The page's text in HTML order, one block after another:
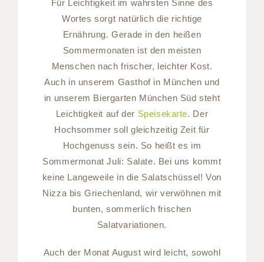
Für Leichtigkeit im wahrsten Sinne des
Wortes sorgt natürlich die richtige
Ernährung. Gerade in den heißen
Sommermonaten ist den meisten
Menschen nach frischer, leichter Kost.
Auch in unserem Gasthof in München und
in unserem Biergarten München Süd steht
Leichtigkeit auf der Speisekarte. Der
Hochsommer soll gleichzeitig Zeit für
Hochgenuss sein. So heißt es im
Sommermonat Juli: Salate. Bei uns kommt
keine Langeweile in die Salatschüssel! Von
Nizza bis Griechenland, wir verwöhnen mit
bunten, sommerlich frischen
Salatvariationen.
Auch der Monat August wird leicht, sowohl